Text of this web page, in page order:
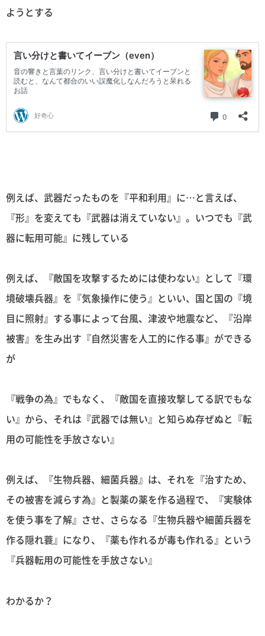
ようとする
例えば、武器だったものを『平和利用』に…と言えば、
『形』を変えても『武器は消えていない』。いつでも『武
器に転用可能』に残している
例えば、『敵国を攻撃するためには使わない』として『環
境破壊兵器』を『気象操作に使う』といい、国と国の『境
目に照射』する事によって台風、津波や地震など、『沿岸
被害』を生み出す『自然災害を人工的に作る事』ができる
が
『戦争の為』でもなく、『敵国を直接攻撃してる訳でもな
い』から、それは『武器では無い』と知らぬ存ぜぬと『転
用の可能性を手放さない』
例えば、『生物兵器、細菌兵器』は、それを『治すため、
その被害を減らす為』と製薬の薬を作る過程で、『実験体
を使う事を了解』させ、さらなる『生物兵器や細菌兵器を
作る隠れ蓑』になり、『薬も作れるが毒も作れる』という
『兵器転用の可能性を手放さない』
わかるか？